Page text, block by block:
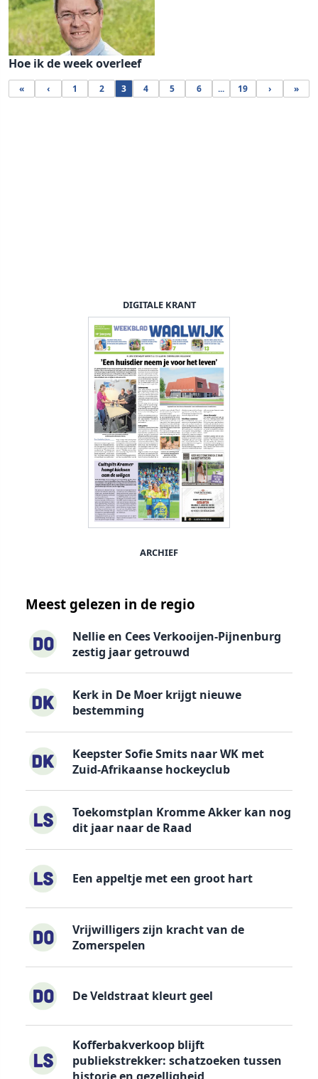
Hoe ik de week overleef
« ‹ 1 2 3 4 5 6 ... 19 › »
DIGITALE KRANT
ARCHIEF
Meest gelezen in de regio
Nellie en Cees Verkooijen-Pijnenburg
zestig jaar getrouwd
Kerk in De Moer krijgt nieuwe
bestemming
Keepster Sofie Smits naar WK met
Zuid-Afrikaanse hockeyclub
Toekomstplan Kromme Akker kan nog
dit jaar naar de Raad
Een appeltje met een groot hart
Vrijwilligers zijn kracht van de
Zomerspelen
De Veldstraat kleurt geel
Kofferbakverkoop blijft
publiekstrekker: schatzoeken tussen